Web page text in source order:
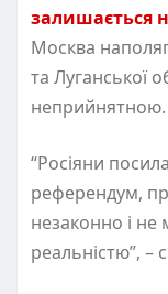
залишається
Москва
та Луганської
неприйнятною.
“Росіяни
референдум,
незаконно і не
реальністю”, –